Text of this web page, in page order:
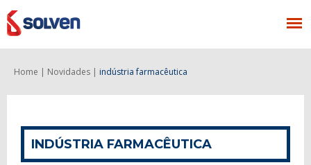
Home | Novidades | indústria farmacêutica
INDÚSTRIA FARMACÊUTICA